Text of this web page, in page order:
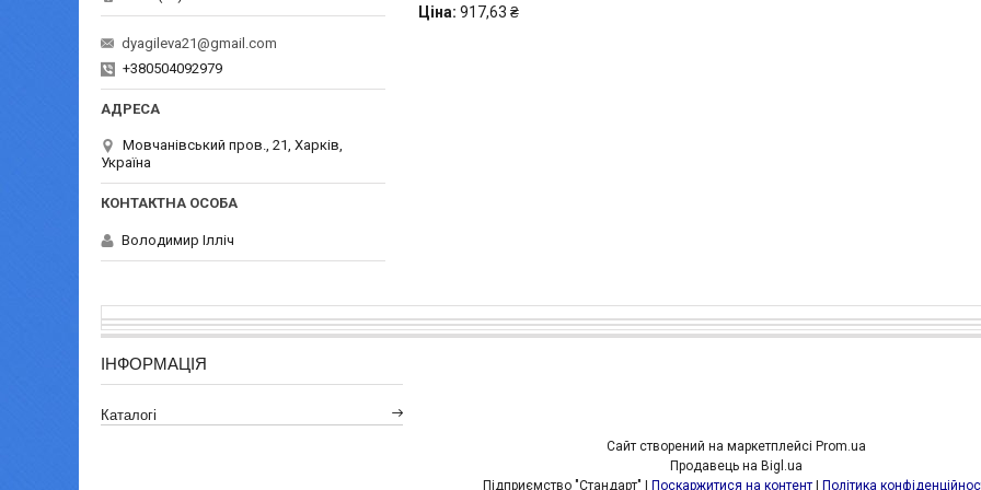
Ціна: 917,63 ₴
dyagileva21@gmail.com
+380504092979
Мовчанівський пров., 21, Харків,
Україна
Володимир Ілліч
ІНФОРМАЦІЯ
Каталогі
Сайт створений на маркетплейсі Prom.ua
Продавець на Bigl.ua
Підприємство "Стандарт" | Поскаржитися на контент | Політика